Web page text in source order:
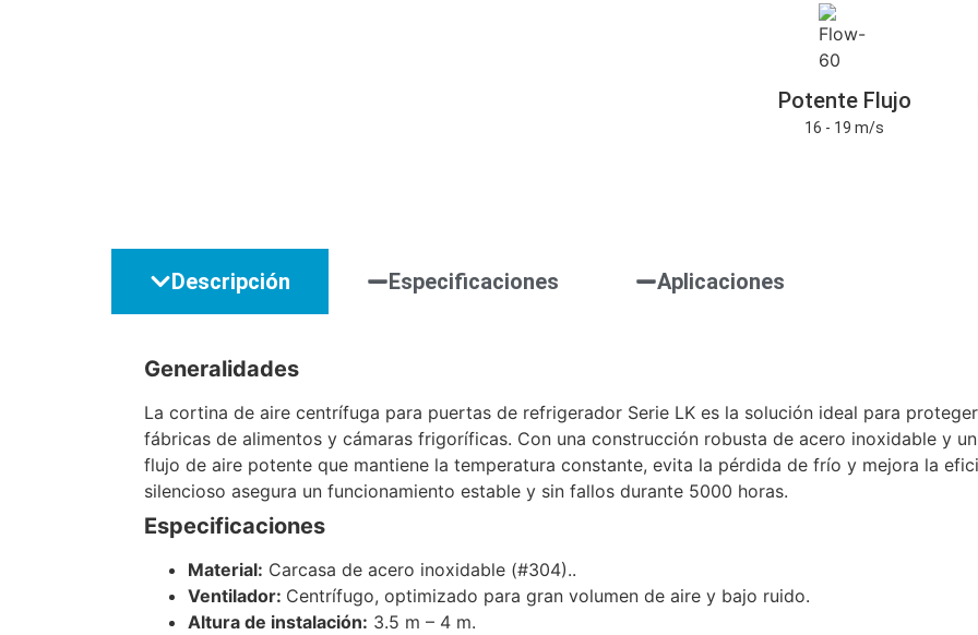
Potente Flujo
16 - 19 m/s
Descripción Especificaciones Aplicaciones
Generalidades
La cortina de aire centrífuga para puertas de refrigerador Serie LK es la solución ideal para
fábricas de alimentos y cámaras frigoríficas. Con una construcción robusta de acero inoxidable y
flujo de aire potente que mantiene la temperatura constante, evita la pérdida de frío y mejora la
silencioso asegura un funcionamiento estable y sin fallos durante 5000 horas.
Especificaciones
Material: Carcasa de acero inoxidable (#304)..
Ventilador: Centrífugo, optimizado para gran volumen de aire y bajo ruido.
Altura de instalación: 3.5 m – 4 m.